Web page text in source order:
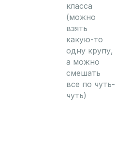
класса
(можно
взять
какую-то
одну крупу,
а можно
смешать
все по чуть-
чуть)